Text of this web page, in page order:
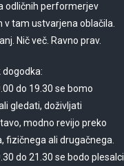
odličnih performerjev
v tam ustvarjena oblačila.
Nič več. Ravno prav.
dogodka:
do 19.30 se bomo
gledati, doživljati
modno revijo preko
fizičnega ali drugačnega.
do 21.30 se bodo plesalci